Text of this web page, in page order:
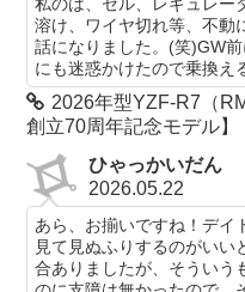
溶け、ワイヤ切れ等、不動
話になりました。(笑)GW
にも迷惑かけたので乗換え
2026年型YZF-R7（
創立70周年記念モデル】
ひゃっかいだん
2026.05.22
あら、お揃いですね！デイ
見て見ぬふりするのがい
合ありましたが、そういう